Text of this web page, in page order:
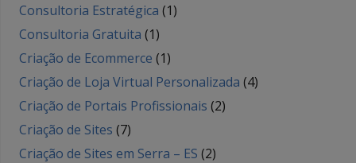
Consultoria Estratégica (1)
Consultoria Gratuita (1)
Criação de Ecommerce (1)
Criação de Loja Virtual Personalizada (4)
Criação de Portais Profissionais (2)
Criação de Sites (7)
Criação de Sites em Serra – ES (2)